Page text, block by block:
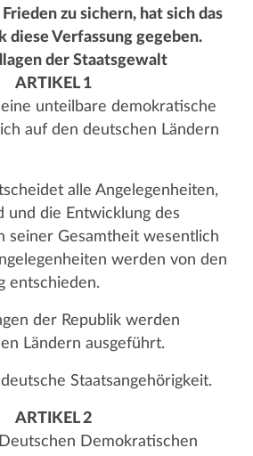
zu sichern, hat sich das
diese Verfassung gegeben.
der Staatsgewalt
ARTIKEL 1
unteilbare demokratische
auf den deutschen Ländern
alle Angelegenheiten,
und die Entwicklung des
seiner Gesamtheit wesentlich
werden von den
entschieden.
der Republik werden
Ländern ausgeführt.
Staatsangehörigkeit.
ARTIKEL 2
Demokratischen